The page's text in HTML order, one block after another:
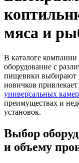
мяса и
В каталоге
оборудование с
пищевики выбирают
новичков
универсальных
преимуществах и
установок.
Выбор
и объему